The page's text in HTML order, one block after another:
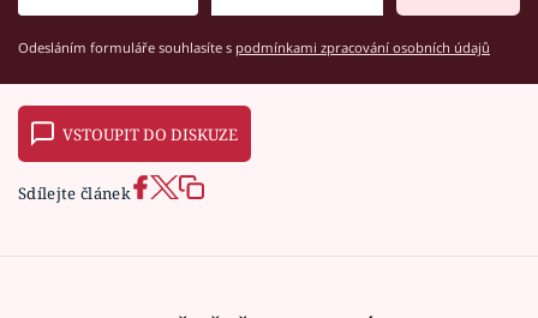
Odesláním formuláře souhlasíte s podmínkami zpracování osobních údajů
VSTOUPIT DO DISKUZE
Sdílejte článek